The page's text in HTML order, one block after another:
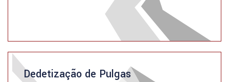
Dedetização de Pulgas